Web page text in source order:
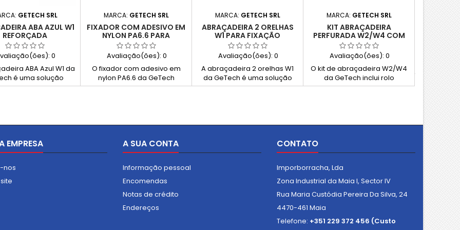
GETECH SRL
ABA AZUL W1
REFORÇADA
0
ABA Azul W1 da
é uma solução
com fita lisa não
carcaça pintada,
aperto uniforme e
proteção da
SMS 2298.
MARCA: GETECH SRL
FIXADOR COM ADESIVO EM
NYLON PA6.6 PARA
ABRAÇADEIRAS
Avaliação(ões): 0
O fixador com adesivo em
nylon PA6.6 da GeTech
permite a fixação rápida de
abraçadeiras de nylon, é
e organizadas.
MARCA: GETECH SRL
ABRAÇADEIRA 2 ORELHAS
W1 PARA FIXAÇÃO
PERMANENTE
Avaliação(ões): 0
A abraçadeira 2 orelhas W1
da GeTech é uma solução
simples e económica em aço
sistema de cravação garante
MARCA: GETECH SRL
KIT ABRAÇADEIRA
PERFURADA W2/W4 COM
ROLO E CABEÇAS
Avaliação(ões): 0
O kit de abraçadeira W2/W4
da GeTech inclui rolo
perfurado de 3 metros e
para HVAC e aplicações
EMPRESA
nos
A SUA CONTA
Informação pessoal
Encomendas
Notas de crédito
Endereços
CONTATO
Imporborracha, Lda
Zona Industrial da Maia I, Sector IV
Rua Maria Custódia Pereira Da Silva, 24
4470-461 Maia
Telefone: +351 229 372 456 (Custo